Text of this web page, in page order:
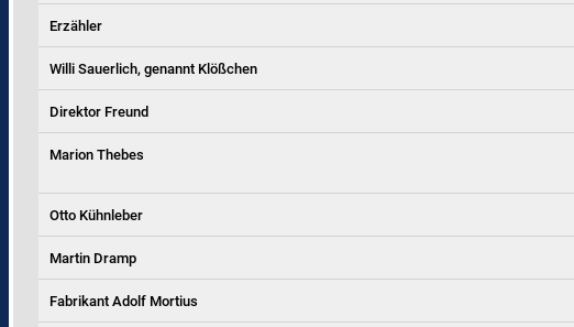
Erzähler
Willi Sauerlich, genannt Klößchen
Direktor Freund
Marion Thebes
Otto Kühnleber
Martin Dramp
Fabrikant Adolf Mortius